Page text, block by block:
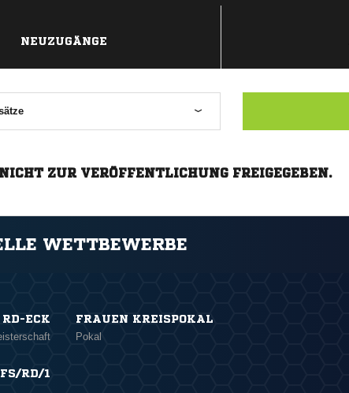
NEUZUGÄNGE
ZUR VERÖFFENTLICHUNG FREIGEGEBEN.
WETTBEWERBE
ECK FRAUEN KREISPOKAL
Pokal
RD/1